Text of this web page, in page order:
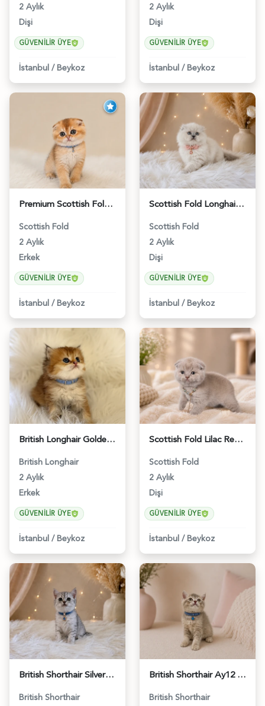
2 Aylık
Dişi
GÜVENILIR ÜYE
İstanbul / Beykoz
2 Aylık
Dişi
GÜVENILIR ÜYE
İstanbul / Beykoz
Premium Scottish Fold Golden Yavru - 6400
Scottish Fold
2 Aylık
Erkek
GÜVENILIR ÜYE
İstanbul / Beykoz
Scottish Fold Longhair Blue Point Dişi - 4613
Scottish Fold
2 Aylık
Dişi
GÜVENILIR ÜYE
İstanbul / Beykoz
British Longhair Golden Erkek Yavrumuz - 5910
British Longhair
2 Aylık
Erkek
GÜVENILIR ÜYE
İstanbul / Beykoz
Scottish Fold Lilac Renk Dişi Yavrumuz - 4894
Scottish Fold
2 Aylık
Dişi
GÜVENILIR ÜYE
İstanbul / Beykoz
British Shorthair Silver Tabby Yavrumuz - 4639
British Shorthair
British Shorthair Ay12 Erkek Oyuncu Yavrumuz - 4895
British Shorthair